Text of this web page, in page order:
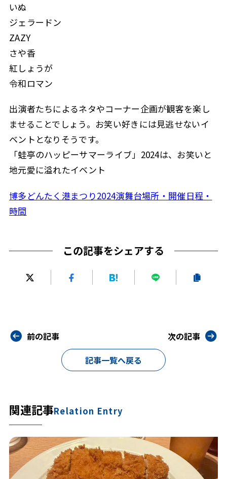
いぬ
ジェラードン
ZAZY
さや香
紅しょうが
令和ロマン
出演者たちによるネタやコーナー企画が観客を楽し
ませることでしょう。お笑い好きには見逃せないイ
ベントとなりそうです。
「蛙亭のハッピーサマーライブ」2024は、お笑いと
地元愛に溢れたイベント
博多どんたく港まつり2024演舞台場所・開催日程・
時間
この記事をシェアする
前の記事
記事一覧へ戻る
次の記事
関連記事Relation Entry